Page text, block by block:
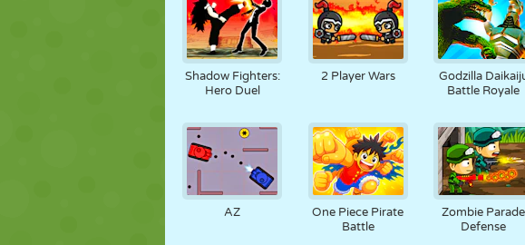
Shadow Fighters:
Hero Duel
2 Player Wars
Godzilla
Battle Royale
AZ
One Piece Pirate
Battle
Zombie Parade
Defense